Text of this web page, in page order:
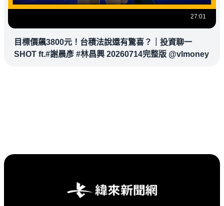
27:01
目標價飆3800元！台積法說還有驚喜？｜投資聊一
SHOT ft.#謝晨彥 #林昌興 20260714完整版 @vlmoney